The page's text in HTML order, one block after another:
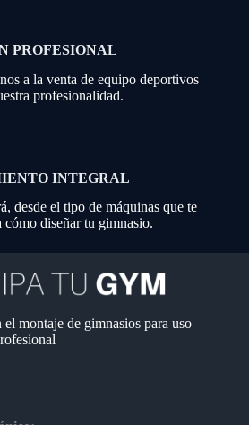
PROFESIONAL
a la venta de equipo deportivos
profesionalidad.
INTEGRAL
desde el tipo de máquinas que te
cómo diseñar tu gimnasio.
el montaje de gimnasios para uso